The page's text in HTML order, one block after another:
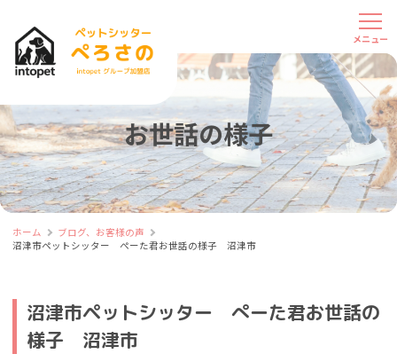
お世話の様子
ホーム
ブログ、お客様の声
沼津市ペットシッター ぺーた君お世話の様子 沼津市
沼津市ペットシッター ぺーた君お世話の
様子 沼津市